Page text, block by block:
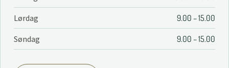
Lørdag 9.00 – 15.00
Søndag 9.00 – 15.00